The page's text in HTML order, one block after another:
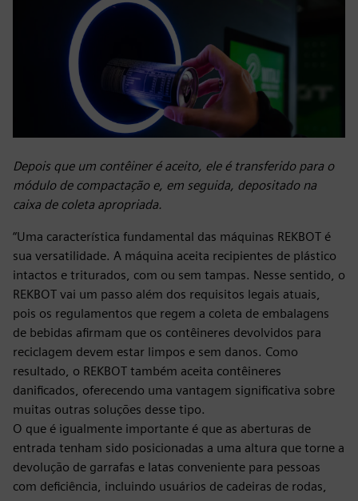
Depois que um contêiner é aceito, ele é transferido para o
módulo de compactação e, em seguida, depositado na
caixa de coleta apropriada.
“Uma característica fundamental das máquinas REKBOT é
sua versatilidade. A máquina aceita recipientes de plástico
intactos e triturados, com ou sem tampas. Nesse sentido, o
REKBOT vai um passo além dos requisitos legais atuais,
pois os regulamentos que regem a coleta de embalagens
de bebidas afirmam que os contêineres devolvidos para
reciclagem devem estar limpos e sem danos. Como
resultado, o REKBOT também aceita contêineres
danificados, oferecendo uma vantagem significativa sobre
muitas outras soluções desse tipo.
O que é igualmente importante é que as aberturas de
entrada tenham sido posicionadas a uma altura que torne a
devolução de garrafas e latas conveniente para pessoas
com deficiência, incluindo usuários de cadeiras de rodas,